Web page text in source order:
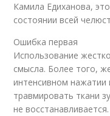
Камила Едиханова,
состоянии всей
Ошибка первая
Использование
смысла. Более того,
интенсивном нажатии
травмировать ткани
не восстанавливается.